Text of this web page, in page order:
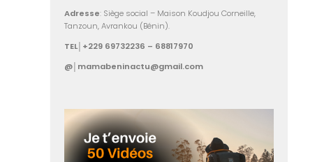
Adresse: Siège social – Maison Koudjou Corneille,
Tanzoun, Avrankou (Bénin).
TEL│+229 69732236 – 68817970
@│mamabeninactu@gmail.com